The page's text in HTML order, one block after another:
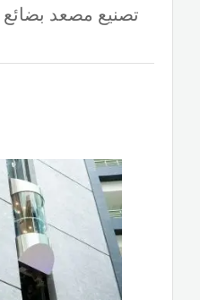
تصنيع مصعد